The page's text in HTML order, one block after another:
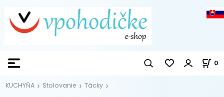
0
KUCHYŇA Stolovanie Tácky